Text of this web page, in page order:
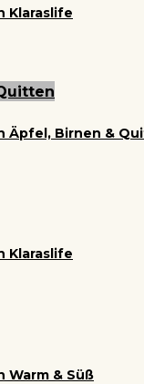
Klaraslife
Äpfel, Birnen &
Klaraslife
Warm & Süß